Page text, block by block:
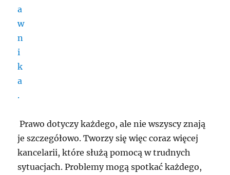
Prawo dotyczy każdego, ale nie wszyscy znają
je szczegółowo. Tworzy się więc coraz więcej
kancelarii, które służą pomocą w trudnych
sytuacjach. Problemy mogą spotkać każdego,